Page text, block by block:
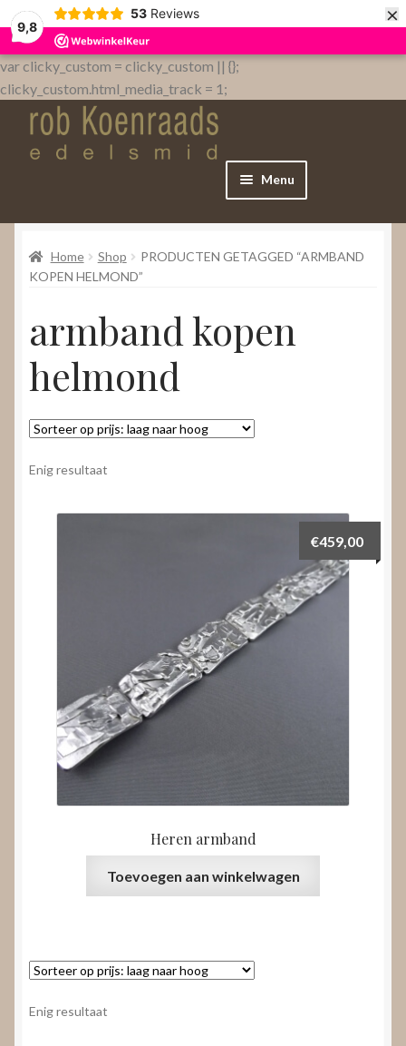
9,8
53 Reviews ×
var clicky_custom = clicky_custom || {};
clicky_custom.html_media_track = 1;
Menu
Home
WebShop
Contact
Nieuws
Video’s
Home Shop
PRODUCTEN GETAGGED “ARMBAND
KOPEN HELMOND”
armband kopen
helmond
Enig resultaat
Heren armband
€459,00
Toevoegen aan winkelwagen
Enig resultaat